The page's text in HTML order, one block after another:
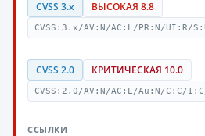
CVSS 3.x ВЫСОКАЯ 8.8
CVSS:3.x/AV:N/AC:L/PR:N/UI:R/
CVSS 2.0 КРИТИЧЕСКАЯ 10.0
CVSS:2.0/AV:N/AC:L/Au:N/C:C/
ССЫЛКИ